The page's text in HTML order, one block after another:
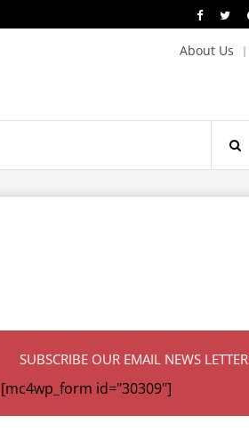
About Us
SUBSCRIBE OUR EMAIL NEWS LETTER
[mc4wp_form id="30309"]